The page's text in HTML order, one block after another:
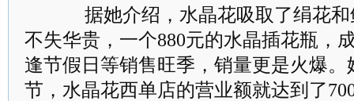
据她介绍，水晶花吸取了绢花和
不失华贵，一个880元的水晶插花瓶，
逢节假日等销售旺季，销量更是火爆
节，水晶花西单店的营业额就达到了